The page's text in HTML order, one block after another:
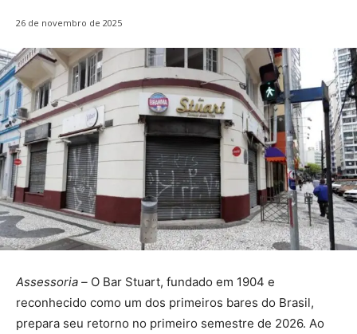
26 de novembro de 2025
Assessoria – O Bar Stuart, fundado em 1904 e
reconhecido como um dos primeiros bares do Brasil,
prepara seu retorno no primeiro semestre de 2026. Ao